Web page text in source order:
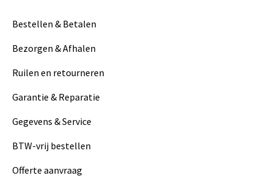
Bestellen & Betalen
Bezorgen & Afhalen
Ruilen en retourneren
Garantie & Reparatie
Gegevens & Service
BTW-vrij bestellen
Offerte aanvraag